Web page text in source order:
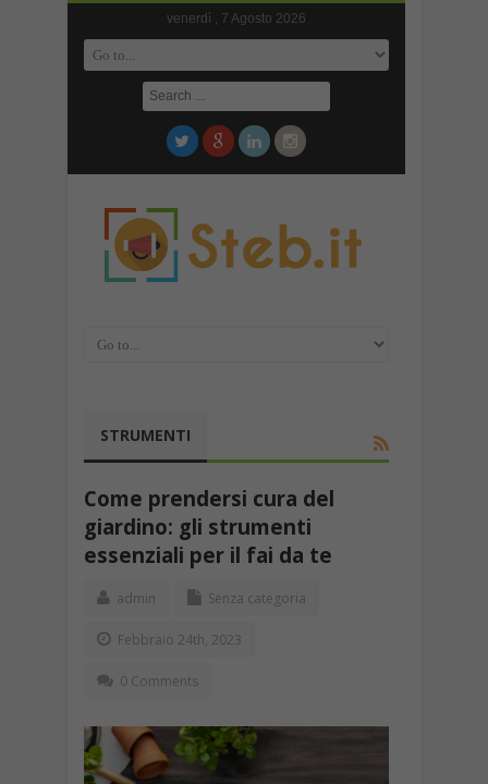
venerdì , 7 Agosto 2026
STRUMENTI
Come prendersi cura del
giardino: gli strumenti
essenziali per il fai da te
admin Senza categoria
Febbraio 24th, 2023
0 Comments